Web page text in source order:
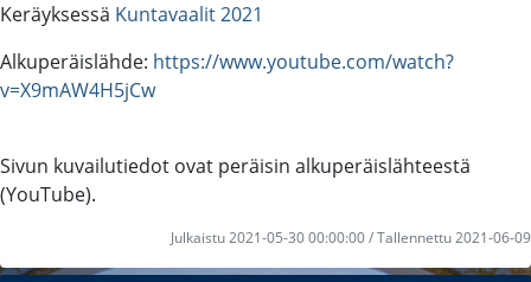
Keräyksessä Kuntavaalit 2021
Alkuperäislähde: https://www.youtube.com/watch?
v=X9mAW4H5jCw
Sivun kuvailutiedot ovat peräisin alkuperäislähteestä
(YouTube).
Julkaistu 2021-05-30 00:00:00 / Tallennettu 2021-06-09